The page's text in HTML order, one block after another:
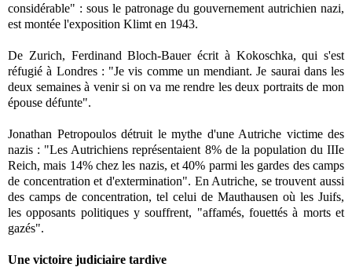
considérable" : sous le patronage du gouvernement autrichien nazi,
est montée l'exposition Klimt en 1943.
De Zurich, Ferdinand Bloch-Bauer écrit à Kokoschka, qui s'est
réfugié à Londres : "Je vis comme un mendiant. Je saurai dans les
deux semaines à venir si on va me rendre les deux portraits de mon
épouse défunte".
Jonathan Petropoulos détruit le mythe d'une Autriche victime des
nazis : "Les Autrichiens représentaient 8% de la population du IIIe
Reich, mais 14% chez les nazis, et 40% parmi les gardes des camps
de concentration et d'extermination". En Autriche, se trouvent aussi
des camps de concentration, tel celui de Mauthausen où les Juifs,
les opposants politiques y souffrent, "affamés, fouettés à morts et
gazés".
Une victoire judiciaire tardive